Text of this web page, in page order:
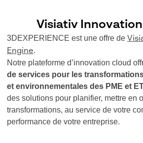
accélérer votre maîtrise de la
et la gestion de projets à travers
de modélisation, de simulation, de
production et de gestion des
Visiativ
3DEXPERIENCE est une offre de
Engine.
Notre plateforme d’innovation cloud
de services pour les
et environnementales des PME et
des solutions pour planifier, mettre en
transformations, au service de votre
performance de votre entreprise.